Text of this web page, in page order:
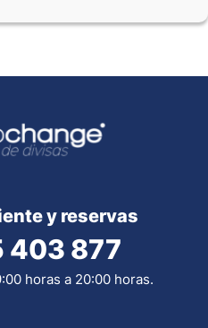
y reservas
403 877
horas a 20:00 horas.